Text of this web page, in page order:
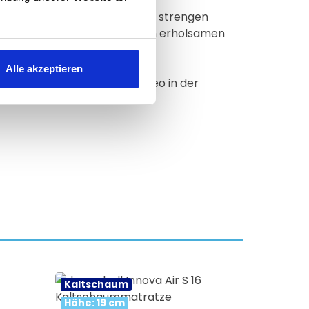
Alle akzeptieren
weich anfühlt. Die strengen
Institut sorgen für einen erholsamen
Premium Bettlakens.
in unserem Produktvideo in der
Kaltschaum
Höhe: 19 cm